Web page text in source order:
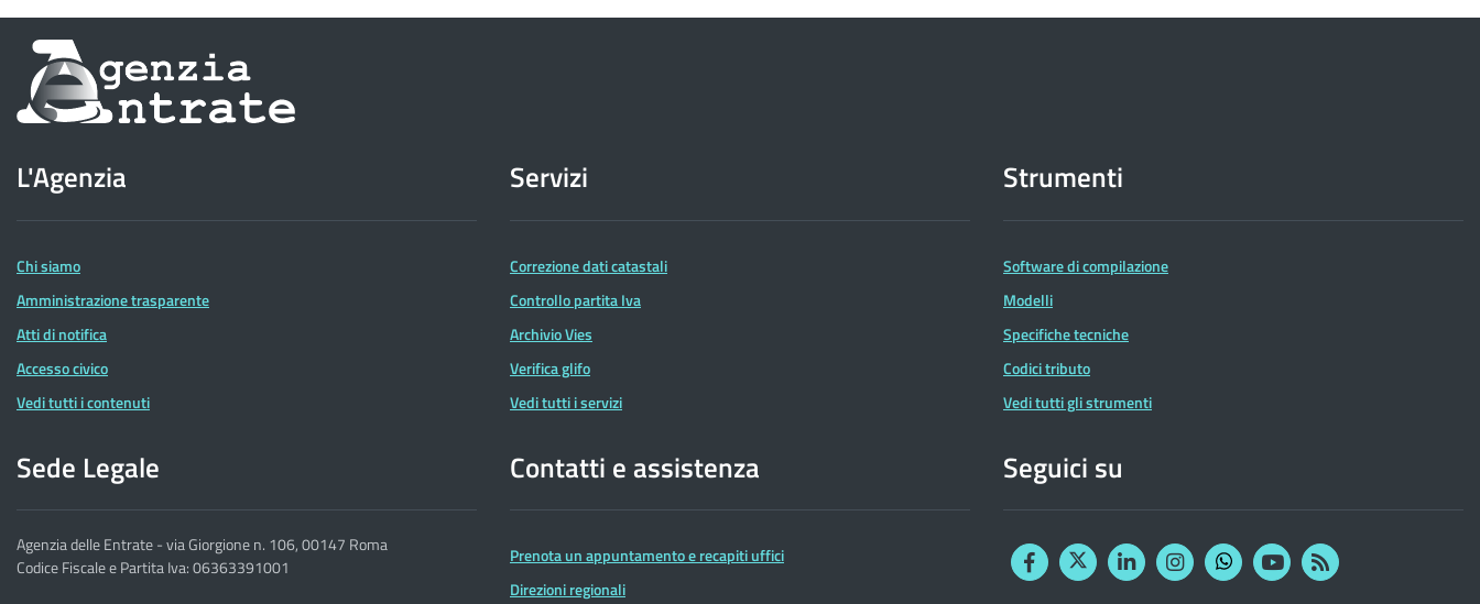
Informazioni
sul
dell'Agenzia
delle
Entrate
L'Agenzia
Chi siamo
Amministrazione trasparente
Atti di notifica
Accesso civico
Vedi tutti i contenuti
Servizi
Correzione dati catastali
Controllo partita Iva
Archivio Vies
Verifica glifo
Vedi tutti i servizi
Strumenti
Software di compilazione
Modelli
Specifiche tecniche
Codici tributo
Vedi tutti gli strumenti
Sede Legale
Agenzia delle Entrate - via Giorgione n. 106, 00147 Roma
Codice Fiscale e Partita Iva: 06363391001
Contatti e assistenza
Prenota un appuntamento e recapiti uffici
Direzioni regionali
Seguici su
FacebookTwitterLinkedinInstagram
YouTubeRSS